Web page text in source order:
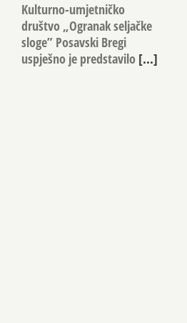
Kulturno-umjetničko
društvo „Ogranak seljačke
sloge” Posavski Bregi
uspješno je predstavilo[...]